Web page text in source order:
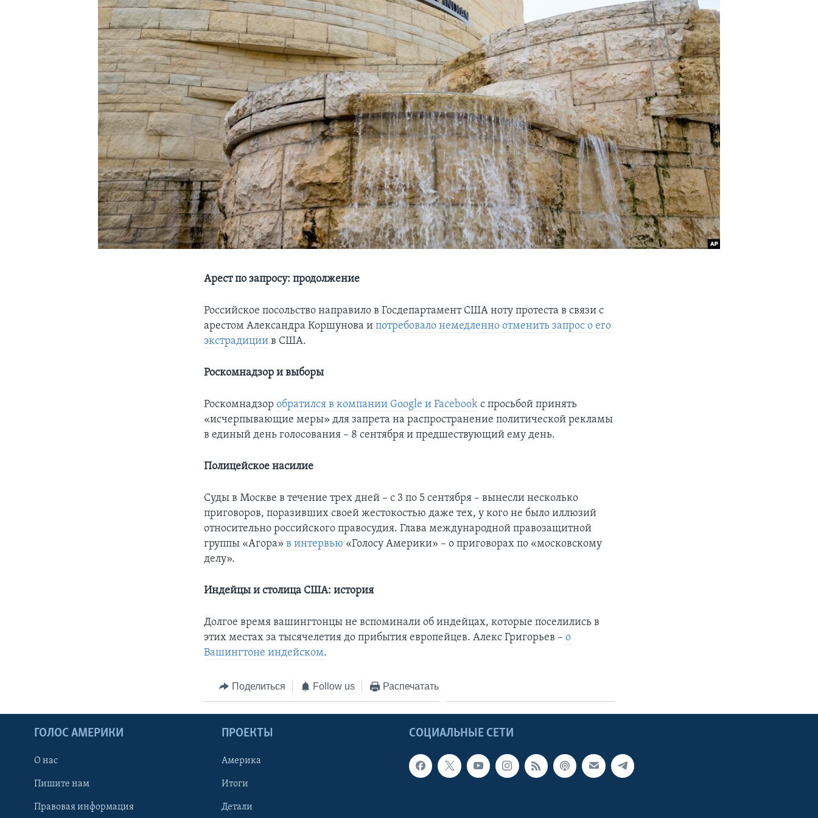
Арест по запросу: продолжение
Российское посольство направило в Госдепартамент США ноту протеста в связи с
арестом Александра Коршунова ипотребовало немедленно отменить запрос о его
экстрадиции в США.
Роскомнадзор и выборы
Роскомнадзоробратился в компании Google и Facebook с просьбой принять
«исчерпывающие меры» для запрета на распространение политической рекламы
в единый день голосования – 8 сентября и предшествующий ему день.
Полицейское насилие
Суды в Москве в течение трех дней – с 3 по 5 сентября – вынесли несколько
приговоров, поразивших своей жестокостью даже тех, у кого не было иллюзий
относительно российского правосудия. Глава международной правозащитной
группы «Агора»в интервью «Голосу Америки» – о приговорах по «московскому
делу».
Индейцы и столица США: история
Долгое время вашингтонцы не вспоминали об индейцах, которые поселились в
этих местах за тысячелетия до прибытия европейцев. Алекс Григорьев –о
Вашингтоне индейском.
Поделиться Follow us Распечатать
СОЦИАЛЬНЫЕ СЕТИ
ГОЛОС АМЕРИКИ
О нас
Пишите нам
Правовая информация
ПРОЕКТЫ
Америка
Итоги
Детали